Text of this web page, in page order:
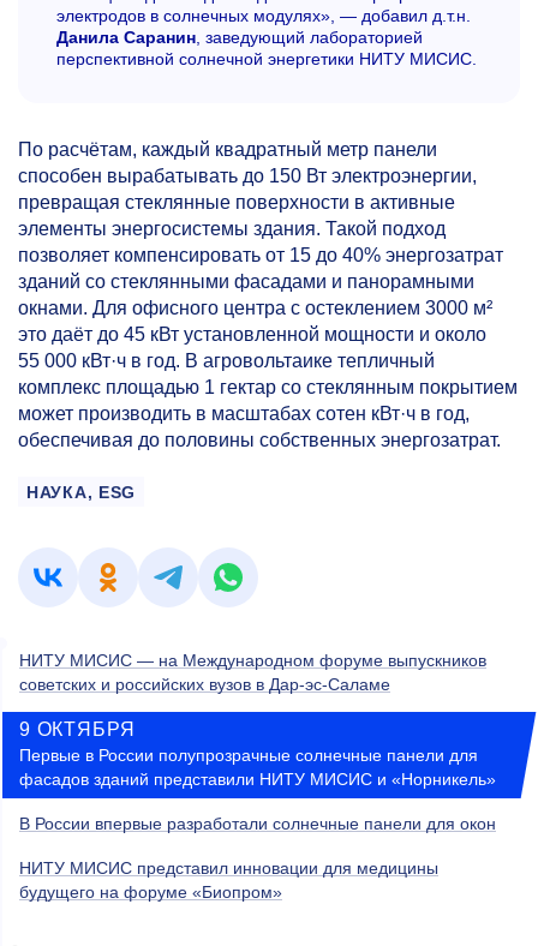
электродов в солнечных модулях», — добавил д.т.н.
Данила Саранин , заведующий лабораторией
перспективной солнечной энергетики НИТУ МИСИС.
По расчётам, каждый квадратный метр панели
способен вырабатывать до 150 Вт электроэнергии,
превращая стеклянные поверхности в активные
элементы энергосистемы здания. Такой подход
позволяет компенсировать от 15 до 40% энергозатрат
зданий со стеклянными фасадами и панорамными
окнами. Для офисного центра с остеклением 3000 м²
это даёт до 45 кВт установленной мощности и около
55 000 кВт·ч в год. В агровольтаике тепличный
комплекс площадью 1 гектар со стеклянным покрытием
может производить в масштабах сотен кВт·ч в год,
обеспечивая до половины собственных энергозатрат.
НАУКА, ESG
НИТУ МИСИС — на Международном форуме выпускников
советских и российских вузов в Дар-эс-Саламе
9 ОКТЯБРЯ
Первые в России полупрозрачные солнечные панели для
фасадов зданий представили НИТУ МИСИС и «Норникель»
В России впервые разработали солнечные панели для окон
НИТУ МИСИС представил инновации для медицины
будущего на форуме «Биопром»